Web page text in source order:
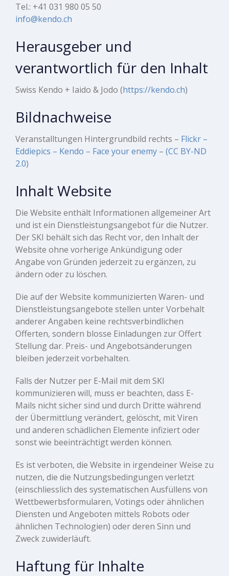
Tel.: +41 031 980 05 50
info@kendo.ch
Herausgeber und
verantwortlich für den Inhalt
Swiss Kendo + Iaido & Jodo (https://kendo.ch)
Bildnachweise
Veranstalltungen Hintergrundbild rechts – Flickr –
Eddiepics – Kendo – Face your enemy – (CC BY-ND
2.0)
Inhalt Website
Die Website enthält Informationen allgemeiner Art
und ist ein Dienstleistungsangebot für die Nutzer.
Der SKI behält sich das Recht vor, den Inhalt der
Website ohne vorherige Ankündigung oder
Angabe von Gründen jederzeit zu ergänzen, zu
ändern oder zu löschen.
Die auf der Website kommunizierten Waren- und
Dienstleistungsangebote stellen unter Vorbehalt
anderer Angaben keine rechtsverbindlichen
Offerten, sondern blosse Einladungen zur Offert
Stellung dar. Preis- und Angebotsänderungen
bleiben jederzeit vorbehalten.
Falls der Nutzer per E-Mail mit dem SKI
kommunizieren will, muss er beachten, dass E-
Mails nicht sicher sind und durch Dritte während
der Übermittlung verändert, gelöscht, mit Viren
und anderen schädlichen Elemente infiziert oder
sonst wie beeinträchtigt werden können.
Es ist verboten, die Website in irgendeiner Weise zu
nutzen, die die Nutzungsbedingungen verletzt
(einschliesslich des systematischen Ausfüllens von
Wettbewerbsformularen, Votings oder ähnlichen
Diensten und Angeboten mittels Robots oder
ähnlichen Technologien) oder deren Sinn und
Zweck zuwiderläuft.
Haftung für Inhalte